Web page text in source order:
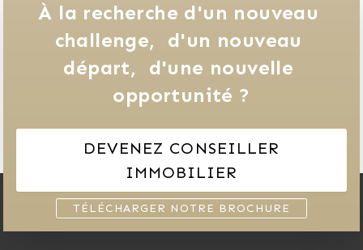
À la recherche d'un nouveau
challenge,
d'un nouveau
départ,
d'une nouvelle
opportunité ?
DEVENEZ CONSEILLER
IMMOBILIER
TÉLÉCHARGER NOTRE BROCHURE